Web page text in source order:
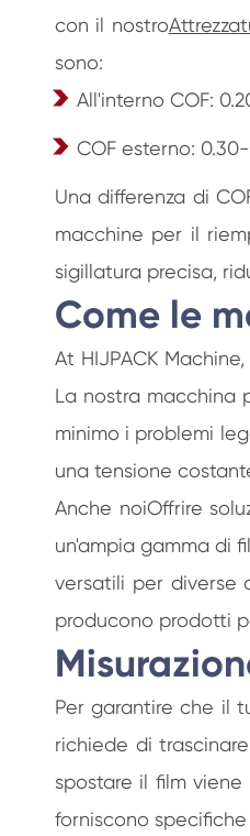
con il nostro
sono:
All'interno COF:
COF esterno:
Una differenza di
macchine per il
sigillatura precisa,
Come le
At HIJPACK
La nostra macchina
minimo i problemi
una tensione
Anche noiOffrire
un'ampia gamma di
versatili per diverse
producono prodotti
Per garantire che il
richiede di
spostare il film
forniscono